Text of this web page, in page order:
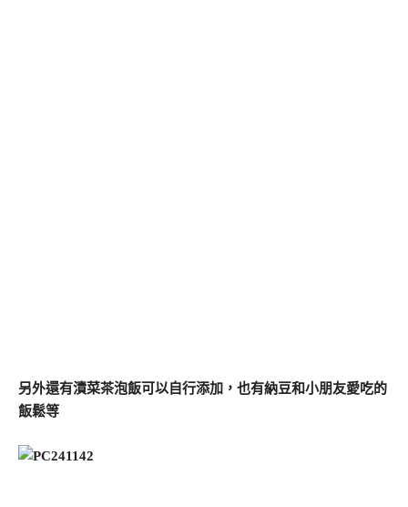
另外還有漬菜茶泡飯可以自行添加，也有納豆和小朋友愛吃的
飯鬆等